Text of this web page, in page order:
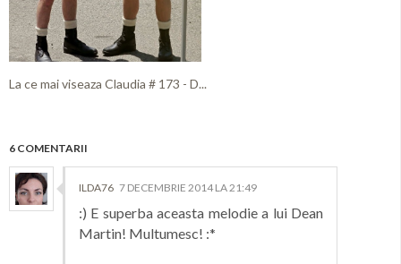
La ce mai viseaza Claudia # 173 - D...
6 COMENTARII
ILDA76 7 DECEMBRIE 2014 LA 21:49
:) E superba aceasta melodie a lui Dean
Martin! Multumesc! :*